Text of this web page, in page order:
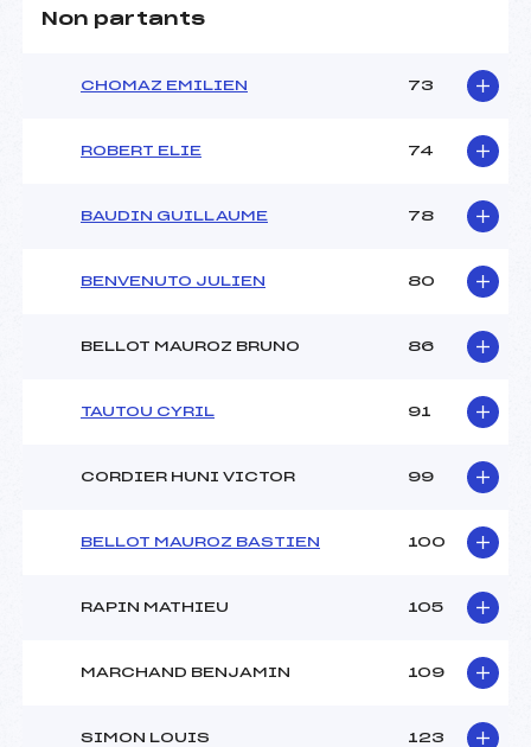
Non partants
CHOMAZ EMILIEN 73
ROBERT ELIE 74
BAUDIN GUILLAUME 78
BENVENUTO JULIEN 80
BELLOT MAUROZ BRUNO 86
TAUTOU CYRIL 91
CORDIER HUNI VICTOR 99
BELLOT MAUROZ BASTIEN 100
RAPIN MATHIEU 105
MARCHAND BENJAMIN 109
SIMON LOUIS 123